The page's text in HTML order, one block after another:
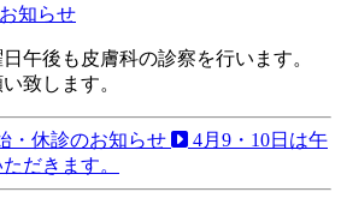
知らせ
午後も皮膚科の診察を行います。
致します。
・休診のお知らせ
4月9・10日は午
だきます。